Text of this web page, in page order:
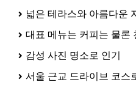
넓은 테라스와 아름다운
대표 메뉴는 커피는 물론
감성 사진 명소로 인기
서울 근교 드라이브 코스